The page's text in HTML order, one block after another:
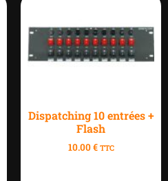
Dispatching 10 entrées +
Flash
10.00€ TTC